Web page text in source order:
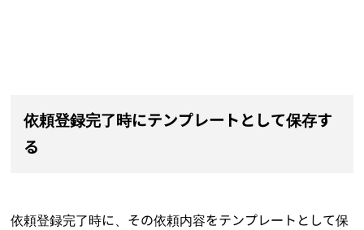
依頼登録完了時にテンプレートとして保存す
る
依頼登録完了時に、その依頼内容をテンプレートとして保